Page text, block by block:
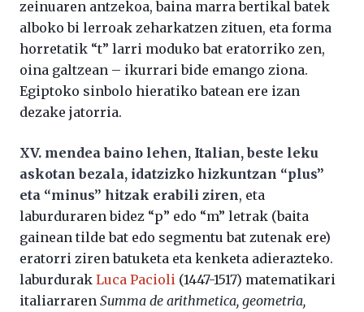
zeinuaren antzekoa, baina marra bertikal batek
alboko bi lerroak zeharkatzen zituen, eta forma
horretatik “t” larri moduko bat eratorriko zen,
oina galtzean – ikurrari bide emango ziona.
Egiptoko sinbolo hieratiko batean ere izan
dezake jatorria.
XV. mendea baino lehen, Italian, beste leku
askotan bezala, idatzizko hizkuntzan “plus”
eta “minus” hitzak erabili ziren, eta
laburduraren bidez “p” edo “m” letrak (baita
gainean tilde bat edo segmentu bat zutenak ere)
eratorri ziren batuketa eta kenketa adierazteko.
laburdurak Luca Pacioli (1447-1517) matematikari
italiarraren Summa de arithmetica, geometria,